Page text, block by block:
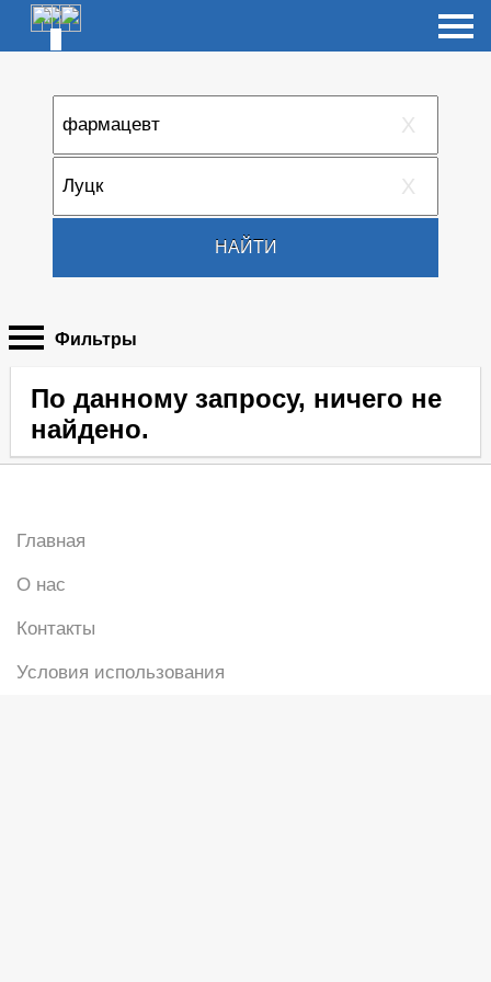
X
X
НАЙТИ
Фильтры
По данному запросу, ничего не
найдено.
Главная
О нас
Контакты
Условия использования